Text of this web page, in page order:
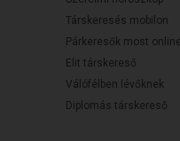
Társkeresés mobilon
Párkeresők most online
Elit társkereső
Válófélben lévőknek
Diplomás társkereső